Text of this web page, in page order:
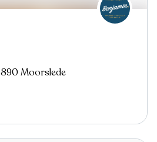
Moorslede